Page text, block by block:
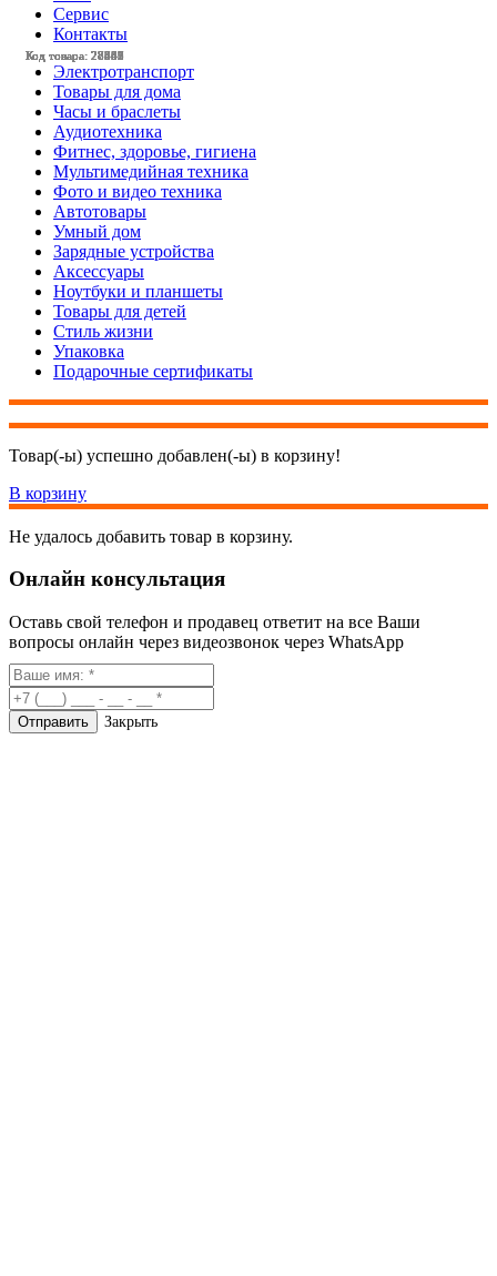
Код товара: 28562
Код товара: 28446
Код товара: 28445
Код товара: 28337
Код товара: 28329
Код товара: 28261
Код товара: 27740
Код товара: 27652
Код товара: 27642
Код товара: 28561
Код товара: 28537
Код товара: 28443
Сервис
Контакты
Электротранспорт
Товары для дома
Часы и браслеты
Аудиотехника
Фитнес, здоровье, гигиена
Мультимедийная техника
Фото и видео техника
Автотовары
Умный дом
Зарядные устройства
Аксессуары
Ноутбуки и планшеты
Товары для детей
Стиль жизни
Упаковка
Подарочные сертификаты
Товар(-ы) успешно добавлен(-ы) в корзину!
В корзину
Не удалось добавить товар в корзину.
Онлайн консультация
Оставь свой телефон и продавец ответит на все Ваши
вопросы онлайн через видеозвонок через WhatsApp
Закрыть